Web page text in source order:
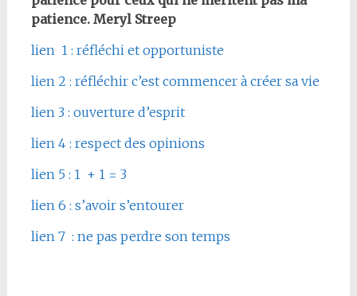
patience. Meryl Streep
lien 1 : réfléchi et opportuniste
lien 2 : réfléchir c’est commencer à créer sa vie
lien 3 : ouverture d’esprit
lien 4 : respect des opinions
lien 5 : 1 + 1 = 3
lien 6 : s’avoir s’entourer
lien 7 : ne pas perdre son temps